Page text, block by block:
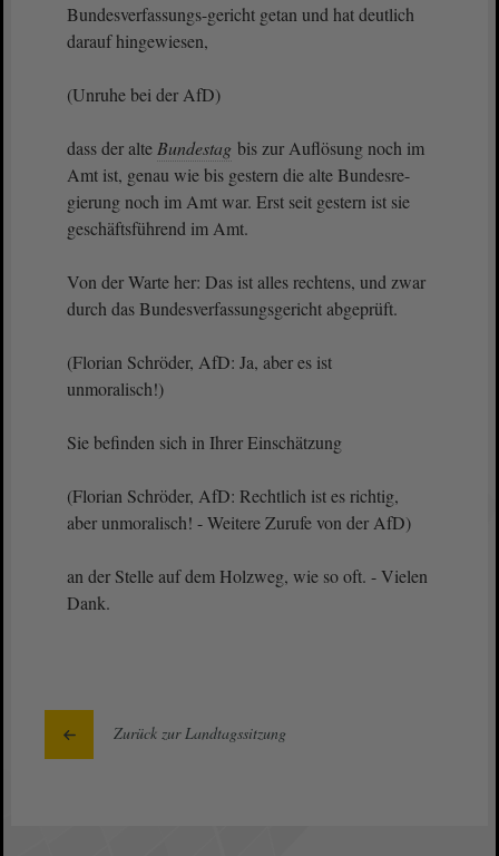
Bundesverfassungs-gericht getan und hat deutlich
darauf hingewiesen,
(Unruhe bei der AfD)
dass der alte Bundestag bis zur Auflösung noch im
Amt ist, genau wie bis gestern die alte Bundesre-
gierung noch im Amt war. Erst seit gestern ist sie
geschäftsführend im Amt.
Von der Warte her: Das ist alles rechtens, und zwar
durch das Bundesverfassungsgericht abgeprüft.
(Florian Schröder, AfD: Ja, aber es ist
unmoralisch!)
Sie befinden sich in Ihrer Einschätzung
(Florian Schröder, AfD: Rechtlich ist es richtig,
aber unmoralisch! - Weitere Zurufe von der AfD)
an der Stelle auf dem Holzweg, wie so oft. - Vielen
Dank.
Zurück zur Landtagssitzung